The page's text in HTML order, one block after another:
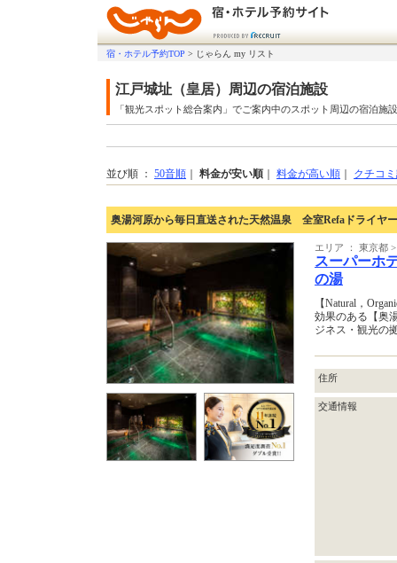
宿・ホテル予約TOP > じゃらん my リスト
江戸城址（皇居）周辺の宿泊施設
「観光スポット総合案内」でご案内中のスポット周辺の宿泊施
並び順 ： 50音順 料金が安い順 料金が高い順 クチコ
奥湯河原から毎日直送された天然温泉 全室Refaドライヤ
エリア ： 東京都
スーパーホ
の湯
【Natural，
効果のある【奥
ジネス・観光の
住所
交通情報